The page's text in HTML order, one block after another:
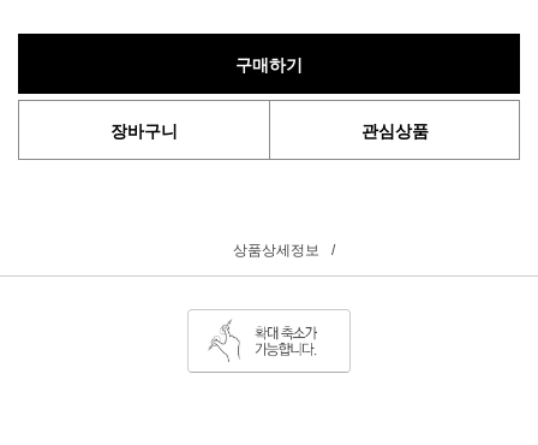
구매하기
장바구니 관심상품
상품상세정보